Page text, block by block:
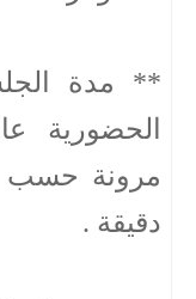
** مدة
دقيقة .